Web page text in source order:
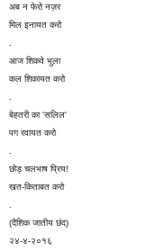
अब न फेरो नज़र
मिल इनायत करो
आज शिकवे भुला
कल शिकायत करो
बेहतरी का 'सलिल'
पग रवायत करो
छोड़ चलभाष प्रिय!
खत-किताबत करो
(दैशिक जातीय छंद)
२४-४-२०१६